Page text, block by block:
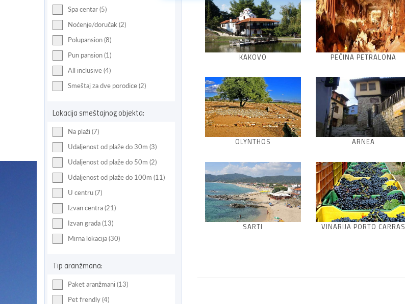
KAKOVO PEĆINA PETRALONA
OLYNTHOS ARNEA
SARTI VINARIJA PORTO CARRAS
Spa centar (5)
Noćenje/doručak (2)
Polupansion (8)
Pun pansion (1)
All inclusive (4)
Smeštaj za dve porodice (2)
Lokacija smeštajnog objekta:
Na plaži (7)
Udaljenost od plaže do 30m (3)
Udaljenost od plaže do 50m (2)
Udaljenost od plaže do 100m (11)
U centru (7)
Izvan centra (21)
Izvan grada (13)
Mirna lokacija (30)
Tip aranžmana:
Paket aranžmani (13)
Pet frendly (4)